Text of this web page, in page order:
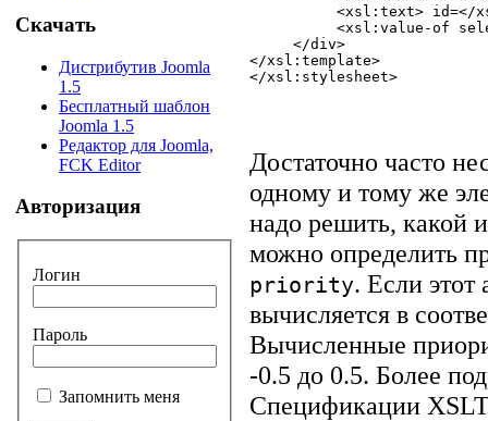
Скачать
Дистрибутив Joomla
1.5
Бесплатный шаблон
Joomla 1.5
Редактор для Joomla,
FCK Editor
Авторизация
Логин
Пароль
Запомнить меня
<xsl:text> id=</
<xsl:value-of
     </div>
</xsl:template>
Достаточно часто
одному и тому же
надо решить, какой
можно определить
priority. Если этот
вычисляется в
Вычисленные
-0.5 до 0.5. Более
Спецификации